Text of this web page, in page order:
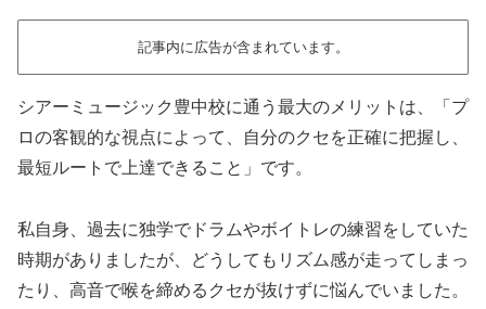
記事内に広告が含まれています。
シアーミュージック豊中校に通う最大のメリットは、「プ
ロの客観的な視点によって、自分のクセを正確に把握し、
最短ルートで上達できること」です。
私自身、過去に独学でドラムやボイトレの練習をしていた
時期がありましたが、どうしてもリズム感が走ってしまっ
たり、高音で喉を締めるクセが抜けずに悩んでいました。